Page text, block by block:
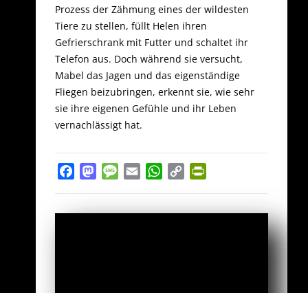
Prozess der Zähmung eines der wildesten
Tiere zu stellen, füllt Helen ihren
Gefrierschrank mit Futter und schaltet ihr
Telefon aus. Doch während sie versucht,
Mabel das Jagen und das eigenständige
Fliegen beizubringen, erkennt sie, wie sehr
sie ihre eigenen Gefühle und ihr Leben
vernachlässigt hat.
FacebookMastodon
Message
Email WhatsApp
Copy